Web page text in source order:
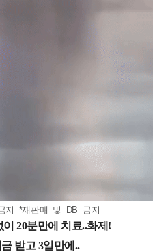
지 *재판매 및 DB 금지